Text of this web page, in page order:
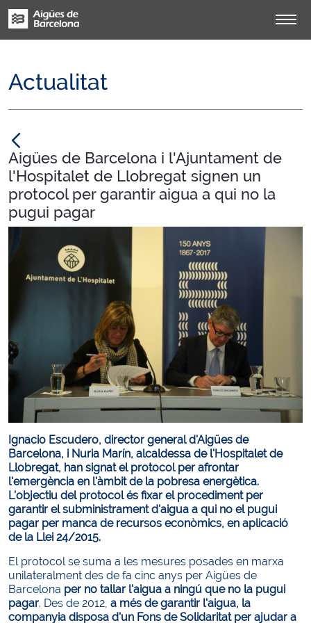
Actualitat
Aigües de Barcelona i l'Ajuntament de
l'Hospitalet de Llobregat signen un
protocol per garantir aigua a qui no la
pugui pagar
Ignacio Escudero, director general d'Aigües de
Barcelona, i Nuria Marín, alcaldessa de l'Hospitalet de
Llobregat, han signat el protocol per afrontar
l'emergència en l'àmbit de la pobresa energètica.
L'objectiu del protocol és fixar el procediment per
garantir el subministrament d'aigua a qui no el pugui
pagar per manca de recursos econòmics, en aplicació
de la Llei 24/2015.
El protocol se suma a les mesures posades en marxa
unilateralment des de fa cinc anys per Aigües de
Barcelona per no tallar l'aigua a ningú que no la pugui
pagar. Des de 2012, a més de garantir l'aigua, la
companyia disposa d'un Fons de Solidaritat per ajudar a